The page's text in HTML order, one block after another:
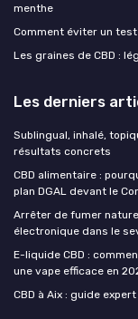
menthe
Comment éviter un
Les graines de CBD :
Les derniers
Sublingual, inhalé,
résultats concrets
CBD alimentaire :
plan DGAL devant le
Arrêter de fumer
électronique dans le
E-liquide CBD :
une vape efficace en
CBD à Aix : guide